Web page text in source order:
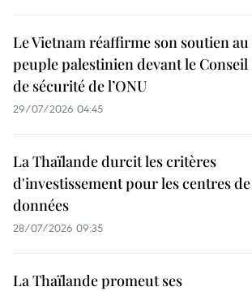
Le Vietnam réaffirme son soutien au
peuple palestinien devant le Conseil
de sécurité de l’ONU
29/07/2026 04:45
La Thaïlande durcit les critères
d'investissement pour les centres de
données
28/07/2026 09:35
La Thaïlande promeut ses